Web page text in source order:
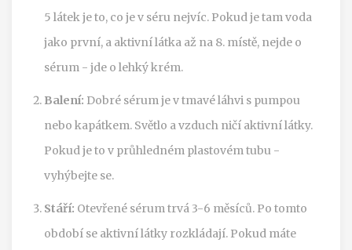
5 látek je to, co je v séru nejvíc. Pokud je tam voda
jako první, a aktivní látka až na 8. místě, nejde o
sérum - jde o lehký krém.
Balení: Dobré sérum je v tmavé láhvi s pumpou
nebo kapátkem. Světlo a vzduch ničí aktivní látky.
Pokud je to v průhledném plastovém tubu -
vyhýbejte se.
Stáří: Otevřené sérum trvá 3-6 měsíců. Po tomto
období se aktivní látky rozkládají. Pokud máte